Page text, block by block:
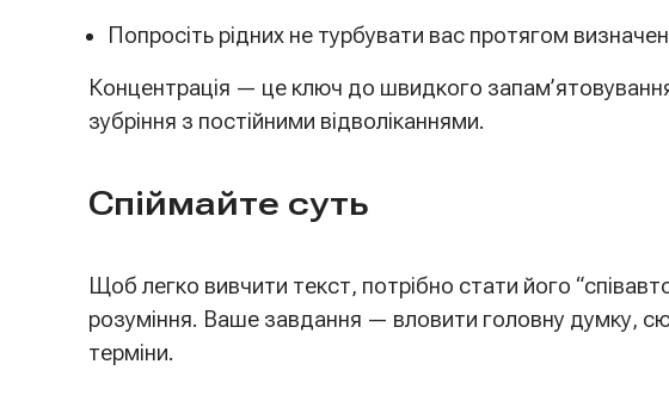
Попросіть рідних не турбувати вас протягом
Концентрація — це ключ до швидкого
зубріння з постійними відволіканнями.
Спіймайте суть
Щоб легко вивчити текст, потрібно стати його
розуміння. Ваше завдання — вловити головну думку,
терміни.